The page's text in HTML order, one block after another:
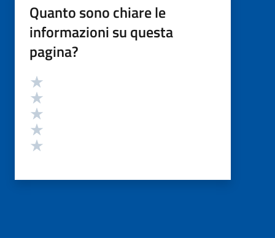
Quanto sono chiare le
informazioni su questa
pagina?
Valutazione